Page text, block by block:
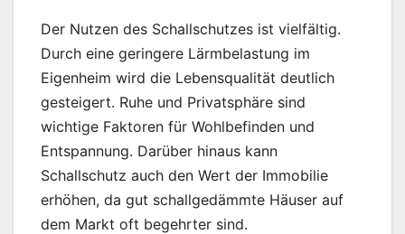
Der Nutzen des Schallschutzes ist vielfältig.
Durch eine geringere Lärmbelastung im
Eigenheim wird die Lebensqualität deutlich
gesteigert. Ruhe und Privatsphäre sind
wichtige Faktoren für Wohlbefinden und
Entspannung. Darüber hinaus kann
Schallschutz auch den Wert der Immobilie
erhöhen, da gut schallgedämmte Häuser auf
dem Markt oft begehrter sind.